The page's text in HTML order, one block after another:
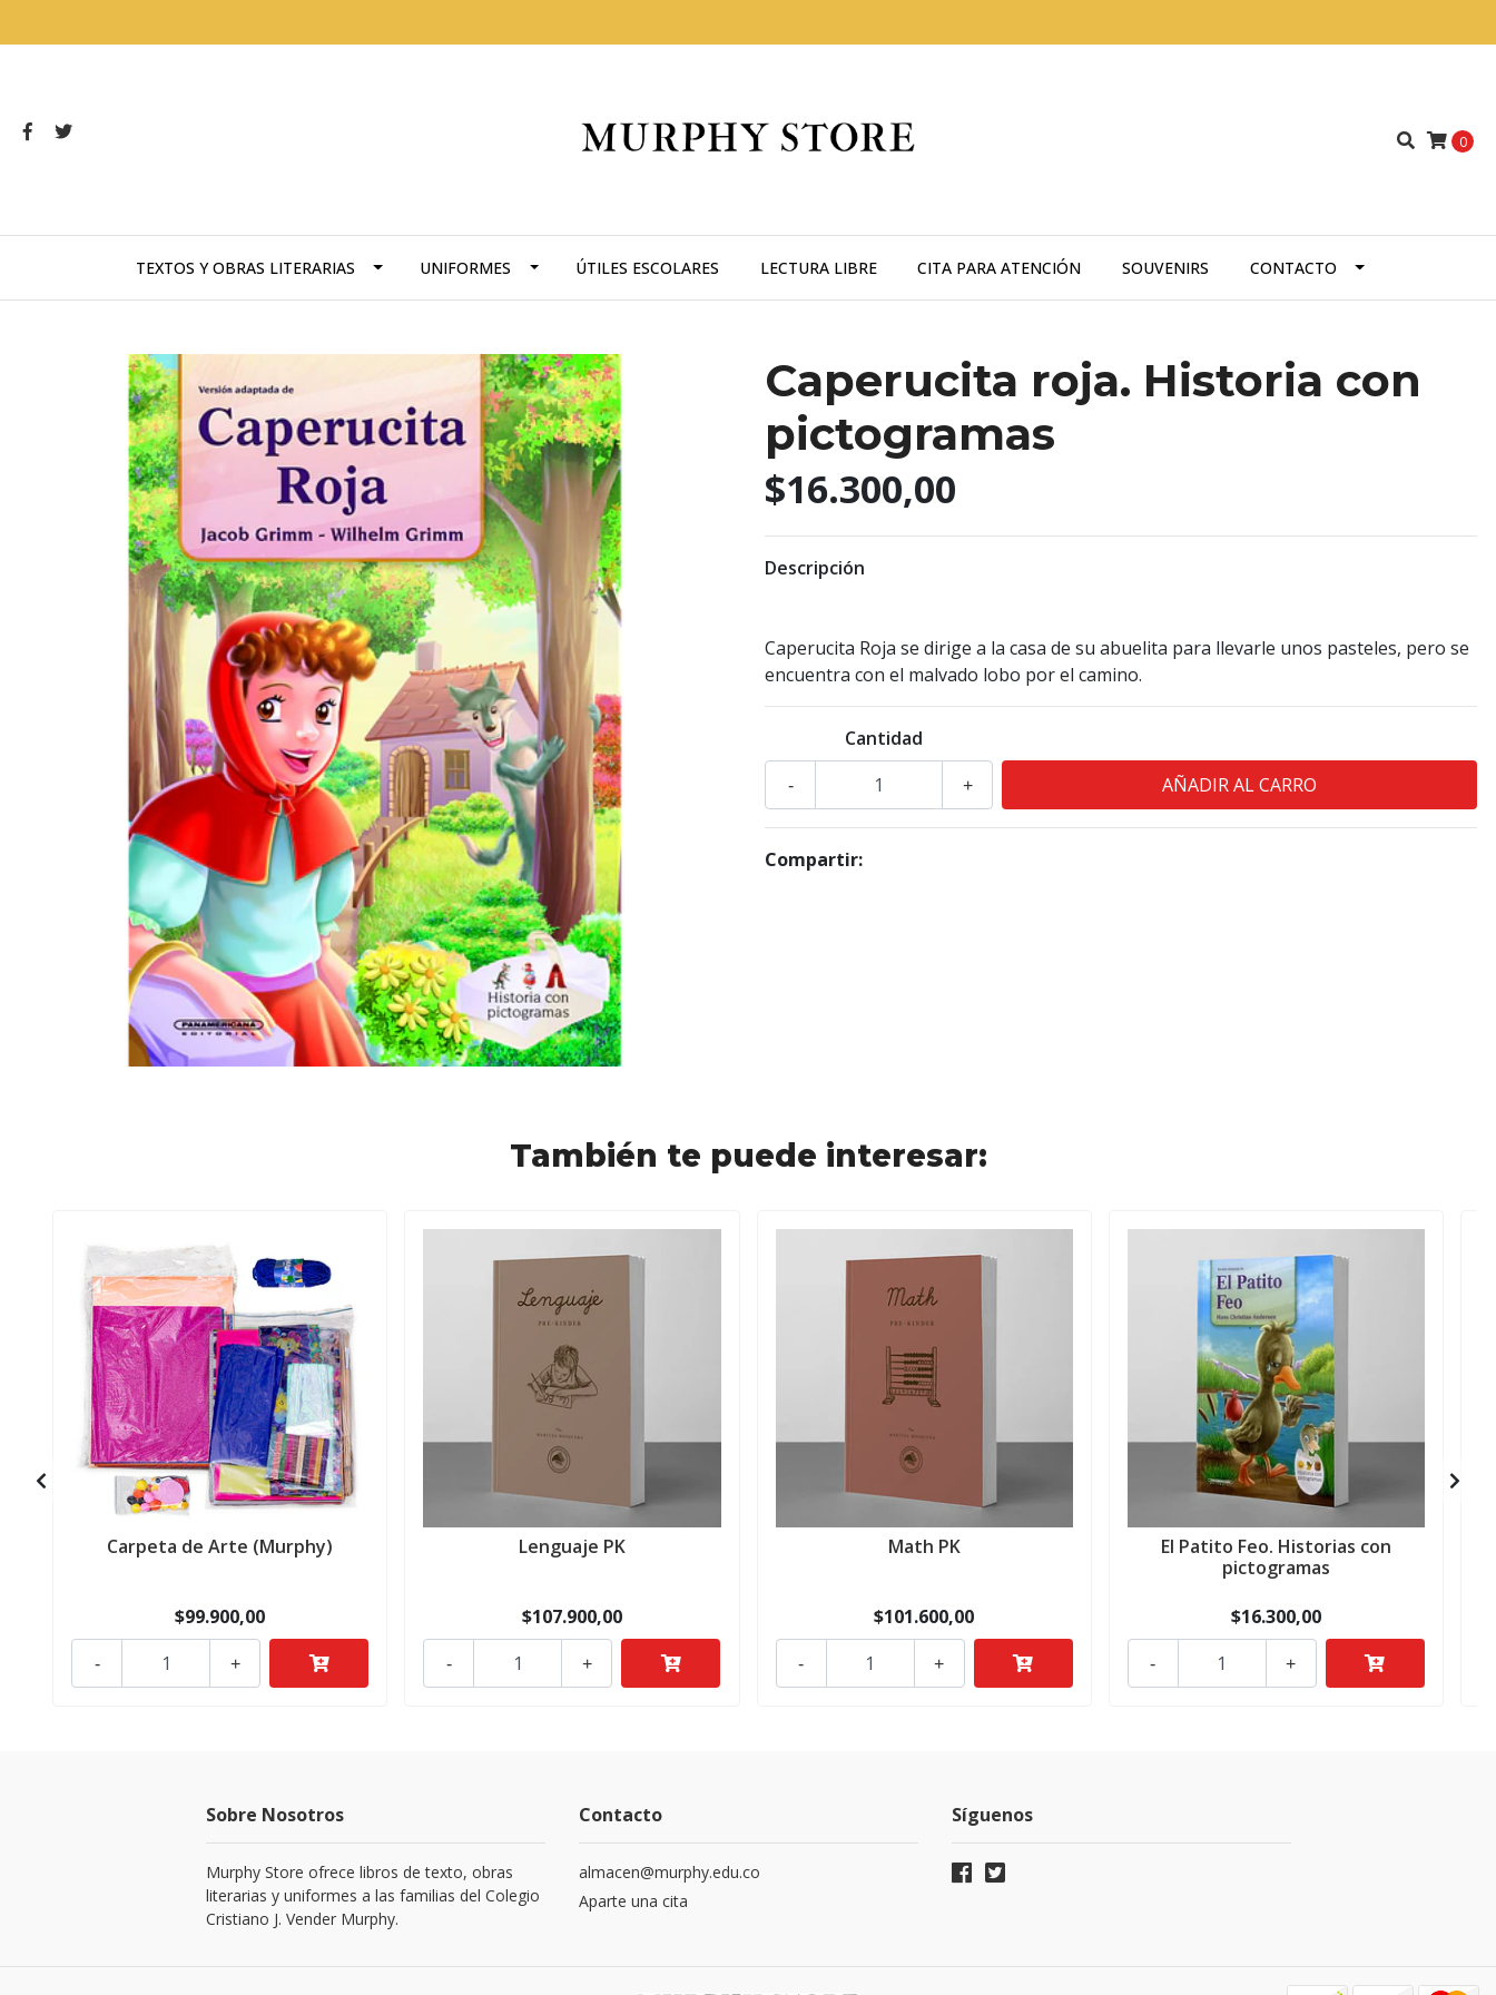
0
TEXTOS Y OBRAS LITERARIAS UNIFORMES ÚTILES ESCOLARES LECTURA LIBRE CITA PARA ATENCIÓN SOUVENIRS CONTACTO
Caperucita roja. Historia con
pictogramas
$16.300,00
Descripción
Caperucita Roja se dirige a la casa de su abuelita para llevarle unos pasteles, pero se
encuentra con el malvado lobo por el camino.
Cantidad
+
-
Compartir:
También te puede interesar:
Carpeta de Arte (Murphy)
$99.900,00
+
-
Lenguaje PK
$107.900,00
+
-
Math PK
$101.600,00
+
-
El Patito Feo. Historias con
pictogramas
$16.300,00
+
-
Sobre Nosotros
Murphy Store ofrece libros de texto, obras
literarias y uniformes a las familias del Colegio
Cristiano J. Vender Murphy.
Contacto
almacen@murphy.edu.co
Aparte una cita
Síguenos